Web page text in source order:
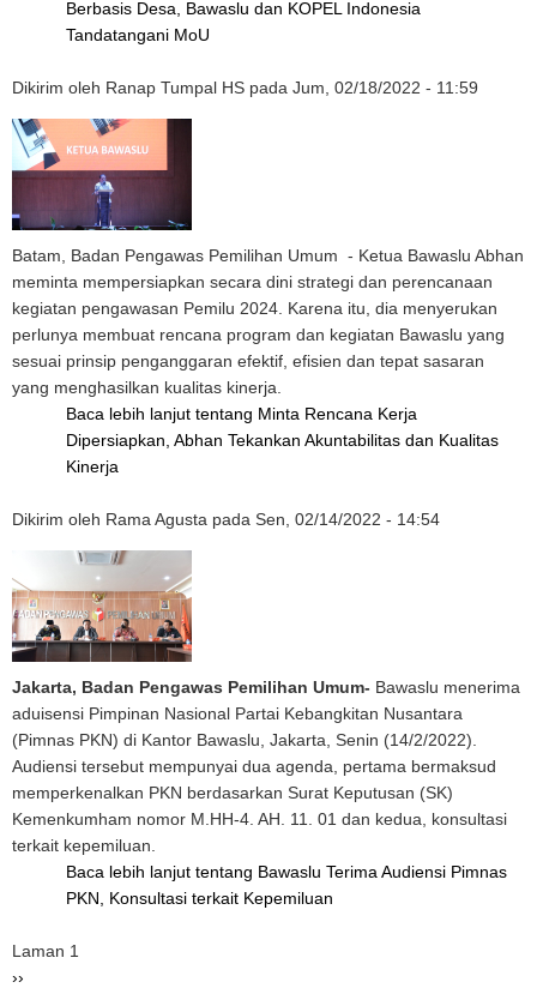
Berbasis Desa, Bawaslu dan KOPEL Indonesia
Tandatangani MoU
Dikirim oleh Ranap Tumpal HS pada Jum, 02/18/2022 - 11:59
Batam, Badan Pengawas Pemilihan Umum - Ketua Bawaslu Abhan
meminta mempersiapkan secara dini strategi dan perencanaan
kegiatan pengawasan Pemilu 2024. Karena itu, dia menyerukan
perlunya membuat rencana program dan kegiatan Bawaslu yang
sesuai prinsip penganggaran efektif, efisien dan tepat sasaran
yang menghasilkan kualitas kinerja.
Baca lebih lanjut tentang Minta Rencana Kerja
Dipersiapkan, Abhan Tekankan Akuntabilitas dan Kualitas
Kinerja
Dikirim oleh Rama Agusta pada Sen, 02/14/2022 - 14:54
Jakarta, Badan Pengawas Pemilihan Umum- Bawaslu menerima
aduisensi Pimpinan Nasional Partai Kebangkitan Nusantara
(Pimnas PKN) di Kantor Bawaslu, Jakarta, Senin (14/2/2022).
Audiensi tersebut mempunyai dua agenda, pertama bermaksud
memperkenalkan PKN berdasarkan Surat Keputusan (SK)
Kemenkumham nomor M.HH-4. AH. 11. 01 dan kedua, konsultasi
terkait kepemiluan.
Baca lebih lanjut tentang Bawaslu Terima Audiensi Pimnas
PKN, Konsultasi terkait Kepemiluan
Pagination
Laman 1
Halaman
››